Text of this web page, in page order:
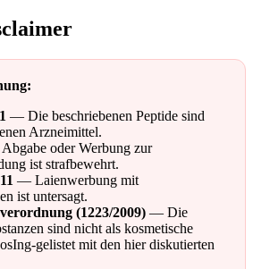
— Die beschriebenen Peptide sind
Arzneimittel.
oder Werbung zur
ist strafbewehrt.
— Laienwerbung mit
ist untersagt.
(1223/2009) — Die
sind nicht als kosmetische
gelistet mit den hier diskutierten